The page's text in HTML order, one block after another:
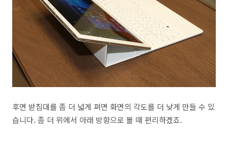
후면 받침대를 좀 더 넓게 펴면 화면의 각도를 더 낮게 만들 수 있
습니다. 좀 더 위에서 아래 방향으로 볼 때 편리하겠죠.